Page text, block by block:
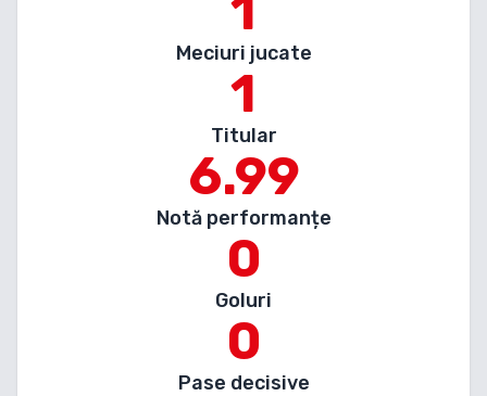
Meciuri jucate
1
Titular
6.99
Notă performanțe
0
Goluri
0
Pase decisive